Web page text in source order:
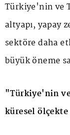
Türkiye'nin ve
altyapı, yapay
sektöre daha
büyük öneme
"Türkiye'nin
küresel